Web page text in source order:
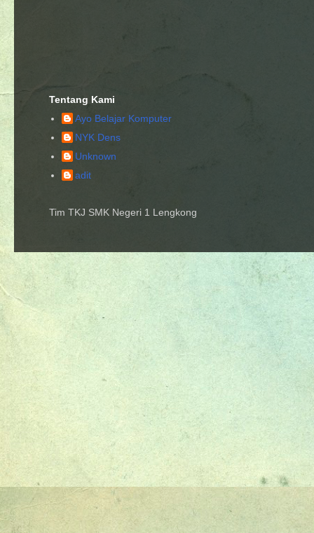
Tentang Kami
Ayo Belajar Komputer
NYK Dens
Unknown
adit
Tim TKJ SMK Negeri 1 Lengkong